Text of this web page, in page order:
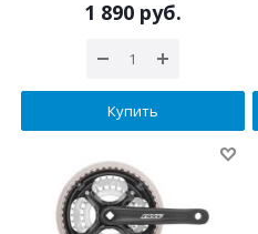
1 890 руб.
Купить